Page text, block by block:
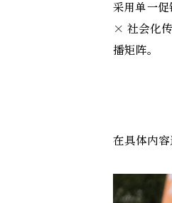
采用单一
× 社会化
播矩阵。
在具体内容